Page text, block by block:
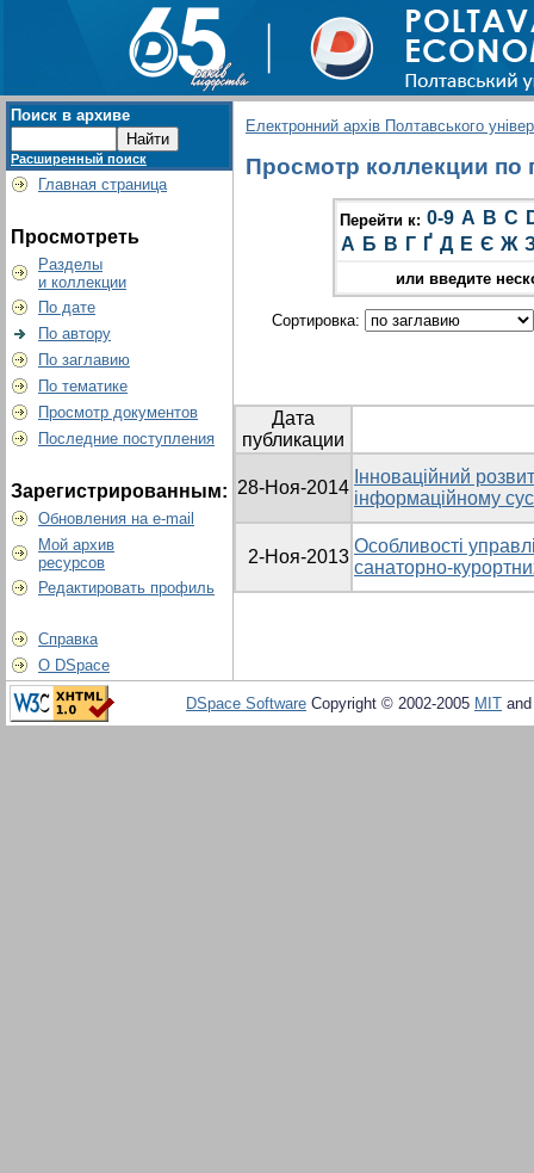
Поиск в архиве
Расширенный поиск
Главная страница
Просмотреть
Разделы
и коллекции
По дате
По автору
По заглавию
По тематике
Просмотр документов
Последние поступления
Зарегистрированным:
Обновления на e-mail
Мой архив
ресурсов
Редактировать профиль
Справка
О DSpace
Електронний архів Полтавського
Просмотр коллекции по
Перейти к: 0-9 A B C
А Б В Г Ґ Д Е Є Ж
или введите
Сортировка:
Дата
публикации
28-Ноя-2014
Інноваційний
інформаційному
2-Ноя-2013
Особливості
санаторно-
DSpace Software Copyright © 2002-2005 MIT